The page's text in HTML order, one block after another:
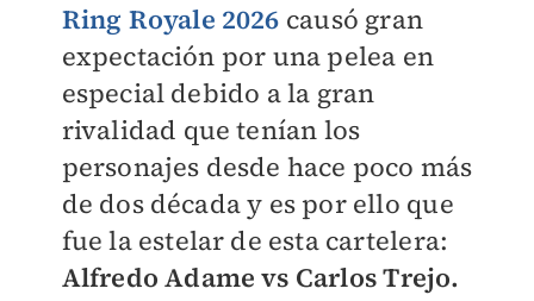
Ring Royale 2026 causó gran
expectación por una pelea en
especial debido a la gran
rivalidad que tenían los
personajes desde hace poco más
de dos década y es por ello que
fue la estelar de esta cartelera:
Alfredo Adame vs Carlos Trejo.